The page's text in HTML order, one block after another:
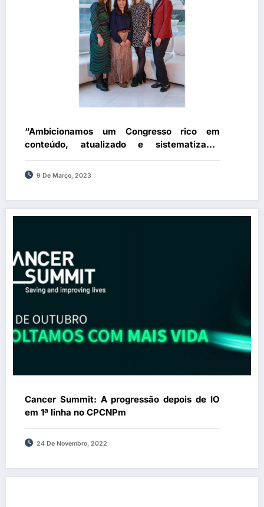
“Ambicionamos um Congresso rico em
conteúdo, atualizado e sistematizado,
abrangente às várias classes de
profissionais de saúde”
9 De Março, 2023
Cancer Summit: A progressão depois de IO
em 1ª linha no CPCNPm
24 De Novembro, 2022